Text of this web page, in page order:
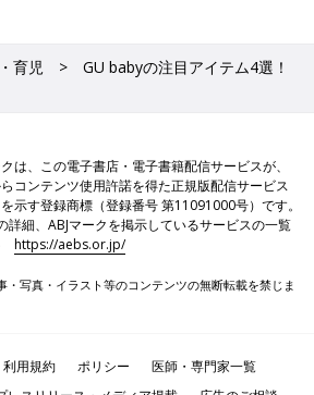
育児
GU babyの注目アイテム4選！
は、この電子書店・電子書籍配信サービスが、
コンテンツ使用許諾を得た正規版配信サービス
示す登録商標（登録番号 第11091000号）です。
詳細、ABJマークを掲示しているサービスの一覧
→https://aebs.or.jp/
・写真・イラスト等のコンテンツの無断転載を禁じま
利用規約 ポリシー
医師・専門家一覧